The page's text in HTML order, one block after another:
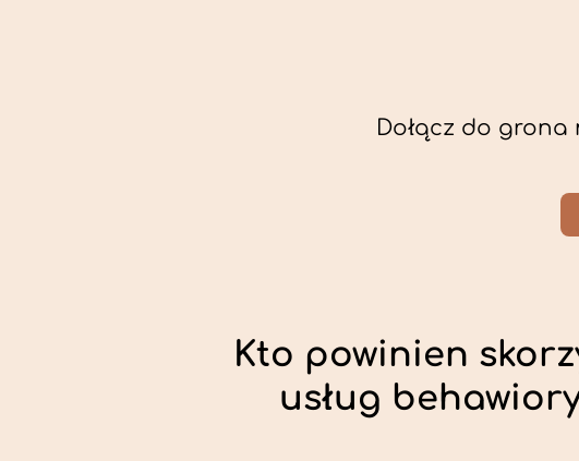
Dołącz do
Kto powinien
usług